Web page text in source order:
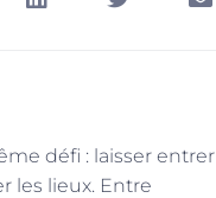
défi : laisser entrer
les lieux. Entre